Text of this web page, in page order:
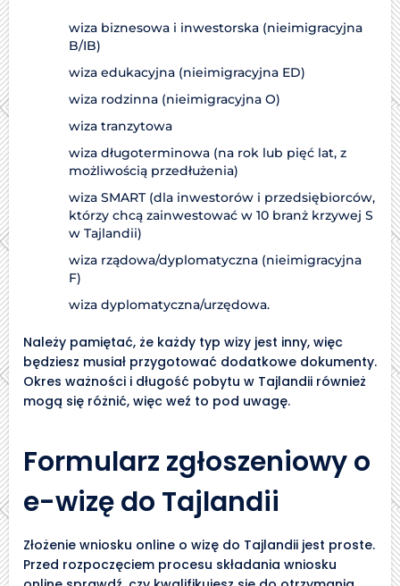
wiza biznesowa i inwestorska (nieimigracyjna
B/IB)
wiza edukacyjna (nieimigracyjna ED)
wiza rodzinna (nieimigracyjna O)
wiza tranzytowa
wiza długoterminowa (na rok lub pięć lat, z
możliwością przedłużenia)
wiza SMART (dla inwestorów i przedsiębiorców,
którzy chcą zainwestować w 10 branż krzywej S
w Tajlandii)
wiza rządowa/dyplomatyczna (nieimigracyjna
F)
wiza dyplomatyczna/urzędowa.
Należy pamiętać, że każdy typ wizy jest inny, więc
będziesz musiał przygotować dodatkowe dokumenty.
Okres ważności i długość pobytu w Tajlandii również
mogą się różnić, więc weź to pod uwagę.
Formularz zgłoszeniowy o
e-wizę do Tajlandii
Złożenie wniosku online o wizę do Tajlandii jest proste.
Przed rozpoczęciem procesu składania wniosku